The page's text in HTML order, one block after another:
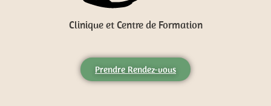
Clinique et Centre de Formation
Prendre Rendez-vous